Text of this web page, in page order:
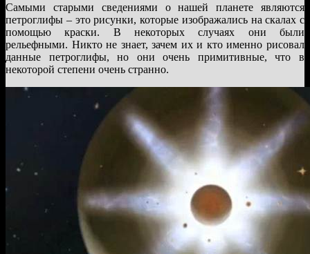
Самыми старыми сведениями о нашей планете являются
петроглифы – это рисунки, которые изображались на скалах с
помощью краски. В некоторых случаях они были
рельефными. Никто не знает, зачем их и кто именно рисовал
данные петроглифы, но они очень примитивные, что в
некоторой степени очень странно.